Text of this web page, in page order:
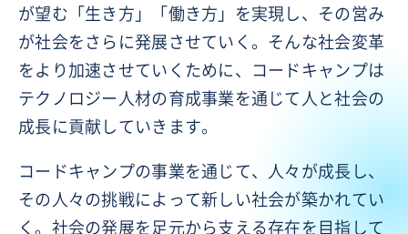
が望む「生き方」「働き方」を実現し、その営み
が社会をさらに発展させていく。そんな社会変革
をより加速させていくために、コードキャンプは
テクノロジー人材の育成事業を通じて人と社会の
成長に貢献していきます。
コードキャンプの事業を通じて、人々が成長し、
その人々の挑戦によって新しい社会が築かれてい
く。社会の発展を足元から支える存在を目指して